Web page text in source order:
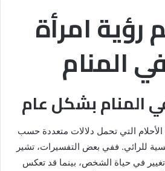
رؤية امرأة
المنام
المنام بشكل عام
الأحلام التي تحمل دلالات متعددة حسب
للرائي. ففي بعض التفسيرات، تشير
تغيير في حياة الشخص، بينما قد تعكس